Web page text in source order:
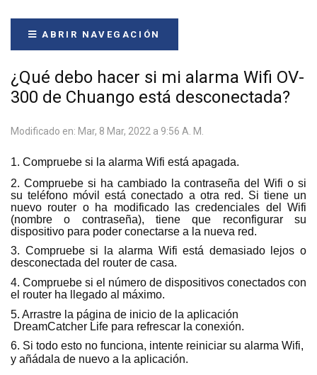
ABRIR NAVEGACIÓN
¿Qué debo hacer si mi alarma Wifi OV-
300 de Chuango está desconectada?
Modificado en: Mar, 8 Mar, 2022 a 9:56 A. M.
1. Compruebe si la alarma Wifi está apagada.
2. Compruebe si ha cambiado la contraseña del Wifi o si
su teléfono móvil está conectado a otra red. Si tiene un
nuevo router o ha modificado las credenciales del Wifi
(nombre o contraseña), tiene que reconfigurar su
dispositivo para poder conectarse a la nueva red.
3. Compruebe si la alarma Wifi está demasiado lejos o
desconectada del router de casa.
4. Compruebe si el número de dispositivos conectados con
el router ha llegado al máximo.
5. Arrastre la página de inicio de la aplicación
DreamCatcher Life para refrescar la conexión.
6. Si todo esto no funciona, intente reiniciar su alarma Wifi,
y añádala de nuevo a la aplicación.